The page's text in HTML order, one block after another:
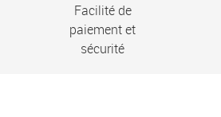
Facilité de
paiement et
sécurité